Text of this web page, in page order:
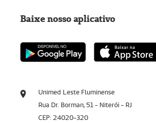
Unimed Leste Fluminense
Rua Dr. Borman, 51 - Niterói - RJ
CEP: 24020-320
Baixe nosso aplicativo